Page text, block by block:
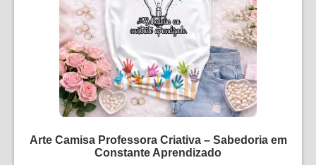
Arte Camisa Professora Criativa – Sabedoria em
Constante Aprendizado